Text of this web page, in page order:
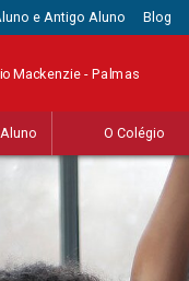
e Antigo Aluno Blog
Mackenzie - Palmas
O Colégio